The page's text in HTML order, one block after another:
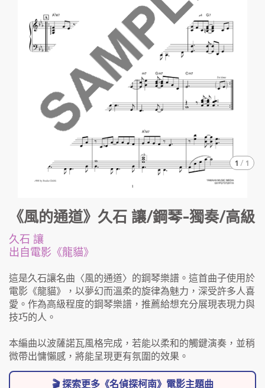
1 / 1
《風的通道》久石 讓/鋼琴-獨奏/高級
久石 讓
出自電影《龍貓》
這是久石讓名曲〈風的通道〉的鋼琴樂譜。這首曲子使用於
電影《龍貓》，以夢幻而溫柔的旋律為魅力，深受許多人喜
愛。作為高級程度的鋼琴樂譜，推薦給想充分展現表現力與
技巧的人。
本編曲以波薩諾瓦風格完成，若能以柔和的觸鍵演奏，並稍
微帶出慵懶感，將能呈現更有氛圍的效果。
🎬 探索更多《名偵探柯南》電影主題曲